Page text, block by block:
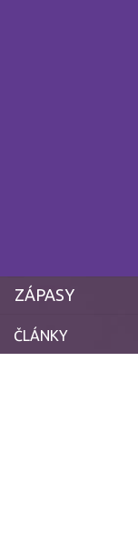
ZÁPASY
ČLÁNKY